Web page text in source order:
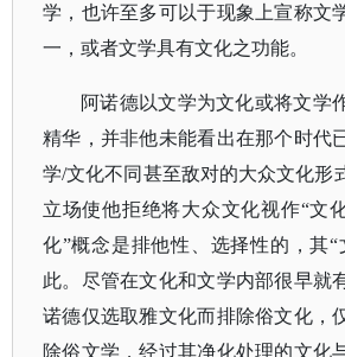
学，也许至多可以于现象上宣称文
一，或者文学具有文化之功能。
阿诺德以文学为文化或将文学
精华，并非他未能看出在那个时代
学/文化不同甚至敌对的大众文化形
立场使他拒绝将大众文化视作“文
化”概念是排他性、选择性的，其“
此。尽管在文化和文学内部很早就
诺德仅选取雅文化而排除俗文化，
除俗文学，经过其净化处理的文化